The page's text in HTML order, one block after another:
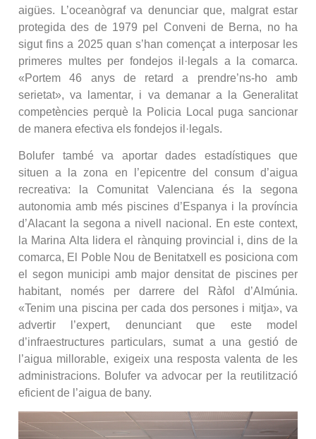
aigües. L’oceanògraf va denunciar que, malgrat estar
protegida des de 1979 pel Conveni de Berna, no ha
sigut fins a 2025 quan s’han començat a interposar les
primeres multes per fondejos il·legals a la comarca.
«Portem 46 anys de retard a prendre’ns-ho amb
serietat», va lamentar, i va demanar a la Generalitat
competències perquè la Policia Local puga sancionar
de manera efectiva els fondejos il·legals.
Bolufer també va aportar dades estadístiques que
situen a la zona en l’epicentre del consum d’aigua
recreativa: la Comunitat Valenciana és la segona
autonomia amb més piscines d’Espanya i la província
d’Alacant la segona a nivell nacional. En este context,
la Marina Alta lidera el rànquing provincial i, dins de la
comarca, El Poble Nou de Benitatxell es posiciona com
el segon municipi amb major densitat de piscines per
habitant, només per darrere del Ràfol d’Almúnia.
«Tenim una piscina per cada dos persones i mitja», va
advertir l’expert, denunciant que este model
d’infraestructures particulars, sumat a una gestió de
l’aigua millorable, exigeix una resposta valenta de les
administracions. Bolufer va advocar per la reutilització
eficient de l’aigua de bany.